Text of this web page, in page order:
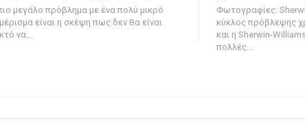
μεγάλο πρόβλημα με ένα πολύ μικρό
είναι η σκέψη πως δεν θα είναι
να...
Φωτογραφίες: Sherwin -
κύκλος πρόβλεψης
και η Sherwin-
πολλές...